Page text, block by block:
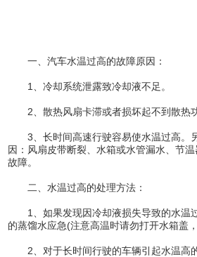
一、汽车水温过高的故障原因：
1、冷却系统泄露致冷却液不足。
2、散热风扇卡滞或者损坏起不到散热
3、长时间高速行驶容易使水温过高。
因：风扇皮带断裂、水箱或水管漏水、节
故障。
二、水温过高的处理方法：
1、如果发现因冷却液损失导致的水温
的蒸馏水应急(注意高温时请勿打开水箱盖
2、对于长时间行驶的车辆引起水温高